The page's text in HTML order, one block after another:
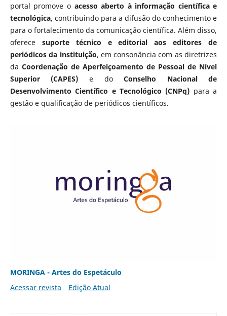
portal promove o acesso aberto à informação científica e
tecnológica, contribuindo para a difusão do conhecimento e
para o fortalecimento da comunicação científica. Além disso,
oferece suporte técnico e editorial aos editores de
periódicos da instituição, em consonância com as diretrizes
da Coordenação de Aperfeiçoamento de Pessoal de Nível
Superior (CAPES) e doConselho Nacional de
Desenvolvimento Científico e Tecnológico (CNPq) para a
gestão e qualificação de periódicos científicos.
MORINGA - Artes do Espetáculo
Acessar revista
Edição Atual